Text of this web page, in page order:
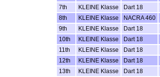
7th
KLEINE Klasse Dart 18
8th
KLEINE Klasse NACRA 460
9th
KLEINE Klasse Dart 18
10th
KLEINE Klasse Dart 18
11th
KLEINE Klasse Dart 18
12th
KLEINE Klasse Dart 18
13th
KLEINE Klasse Dart 18